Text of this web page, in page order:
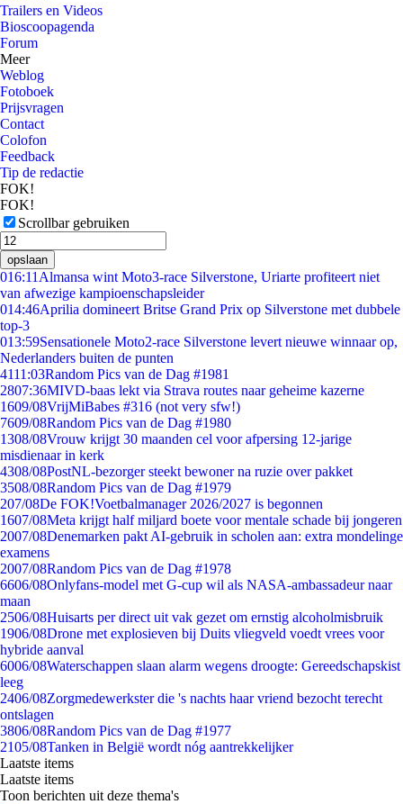
Trailers en Videos
Bioscoopagenda
Forum
Meer
Weblog
Fotoboek
Prijsvragen
Contact
Colofon
Feedback
Tip de redactie
FOK!
FOK!
Scrollbar gebruiken
opslaan
016:11 Almansa wint Moto3-race Silverstone, Uriarte profiteert niet
van afwezige kampioenschapsleider
014:46Aprilia domineert Britse Grand Prix op Silverstone met dubbele
top-3
013:59Sensationele Moto2-race Silverstone levert nieuwe winnaar op,
Nederlanders buiten de punten
4111:03Random Pics van de Dag #1981
2807:36MIVD-baas lekt via Strava routes naar geheime kazerne
1609/08VrijMiBabes #316 (not very sfw!)
7609/08Random Pics van de Dag #1980
1308/08Vrouw krijgt 30 maanden cel voor afpersing 12-jarige
misdienaar in kerk
4308/08PostNL-bezorger steekt bewoner na ruzie over pakket
3508/08Random Pics van de Dag #1979
207/08De FOK!Voetbalmanager 2026/2027 is begonnen
1607/08Meta krijgt half miljard boete voor mentale schade bij jongeren
2007/08Denemarken pakt AI-gebruik in scholen aan: extra mondelinge
examens
2007/08Random Pics van de Dag #1978
6606/08Onlyfans-model met G-cup wil als NASA-ambassadeur naar
maan
2506/08Huisarts per direct uit vak gezet om ernstig alcoholmisbruik
1906/08Drone met explosieven bij Duits vliegveld voedt vrees voor
hybride aanval
6006/08Waterschappen slaan alarm wegens droogte: Gereedschapskist
leeg
2406/08Zorgmedewerkster die 's nachts haar vriend bezocht terecht
ontslagen
3806/08Random Pics van de Dag #1977
2105/08Tanken in België wordt nóg aantrekkelijker
Laatste items
Laatste items
Toon berichten uit deze thema's